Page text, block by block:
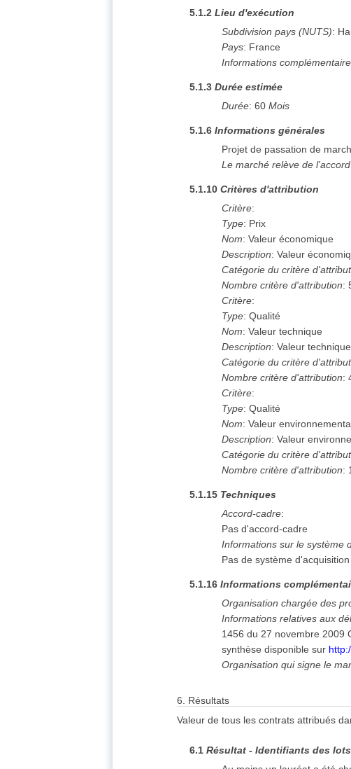
5.1.2Lieu d'exécution
Subdivision pays (NUTS):
Pays: France
Informations
5.1.3Durée estimée
Durée:60 Mois
5.1.6Informations générales
Projet de passation de
Le marché relève de
5.1.10Critères d'attribution
Critère:
Type: Prix
Nom:Valeur économique
Description:Valeur
Catégorie du critère
Nombre critère d'attribution:
Critère:
Type:Qualité
Nom:Valeur technique
Description:Valeur technique
Catégorie du critère
Nombre critère d'attribution:
Critère:
Type:Qualité
Nom:Valeur
Description:Valeur
Catégorie du critère
Nombre critère d'attribution:
5.1.15 Techniques
Accord-cadre:
Pas d'accord-cadre
Informations sur le système
Pas de système
5.1.16Informations
Organisation chargée des
Informations relatives aux
1456 du 27 novembre 2009
synthèse disponible sur
Organisation qui signe le
6. Résultats
Valeur de tous les contrats attribués
6.1Résultat - Identifiants des lots